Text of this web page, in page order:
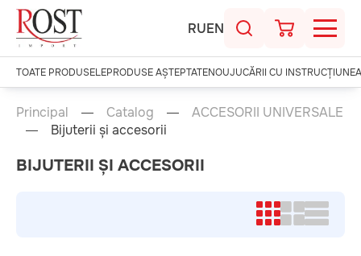
RUEN
TOATE PRODUSELEPRODUSE AȘTEPTATENOUJUCĂRII CU
Principal Catalog
ACCESORII UNIVERSALE
Bijuterii și accesorii
BIJUTERII ȘI ACCESORII